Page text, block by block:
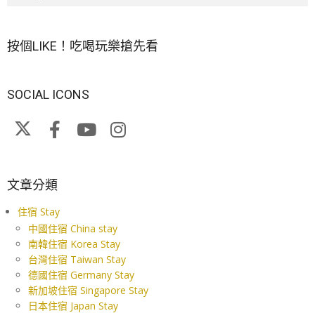
按個LIKE！吃喝玩樂搶先看
SOCIAL ICONS
文章分類
住宿 Stay
中國住宿 China stay
南韓住宿 Korea Stay
台灣住宿 Taiwan Stay
德國住宿 Germany Stay
新加坡住宿 Singapore Stay
日本住宿 Japan Stay